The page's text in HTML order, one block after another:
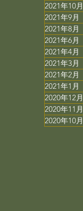
2021年10月
2021年9月
2021年8月
2021年6月
2021年4月
2021年3月
2021年2月
2021年1月
2020年12月
2020年11月
2020年10月